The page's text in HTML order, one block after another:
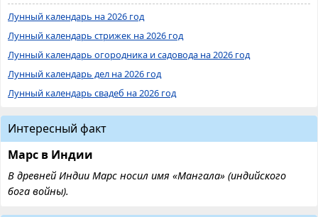
Лунный календарь на 2026 год
Лунный календарь стрижек на 2026 год
Лунный календарь огородника и садовода на 2026 год
Лунный календарь дел на 2026 год
Лунный календарь свадеб на 2026 год
Интересный факт
Марс в Индии
В древней Индии Марс носил имя «Мангала» (индийского
бога войны).